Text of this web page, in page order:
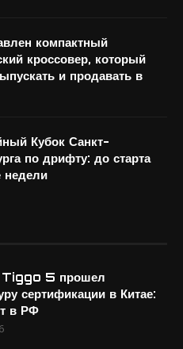
компактный
кроссовер, который
и продавать в
Кубок Санкт-
по дрифту: до старта
недели
5 прошел
сертификации в Китае:
в РФ